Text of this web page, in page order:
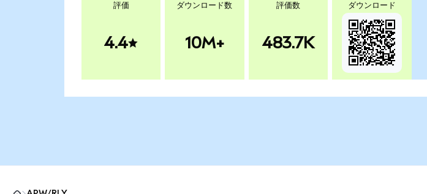
評価
4.4
ダウンロード数
10M+
評価数
483.7K
ダウンロード